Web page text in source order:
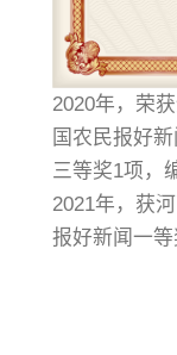
2020年，荣
国农民报好
三等奖1项，
2021年，获
报好新闻一等